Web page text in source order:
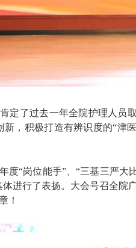
定了过去一年全院护理人员
新，积极打造有辨识度的“津
度“岗位能手”、“三基三严
体进行了表扬。大会号召全
！